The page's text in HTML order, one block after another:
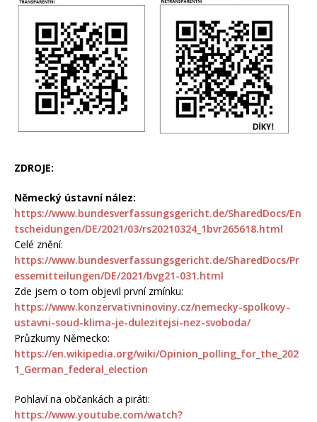
ZDROJE:
Německý ústavní nález:
https://www.bundesverfassungsgericht.de/SharedDocs/En
tscheidungen/DE/2021/03/rs20210324_1bvr265618.html
Celé znění:
https://www.bundesverfassungsgericht.de/SharedDocs/Pr
essemitteilungen/DE/2021/bvg21-031.html
Zde jsem o tom objevil první zmínku:
https://www.konzervativninoviny.cz/nemecky-spolkovy-
ustavni-soud-klima-je-dulezitejsi-nez-svoboda/
Průzkumy Německo:
https://en.wikipedia.org/wiki/Opinion_polling_for_the_202
1_German_federal_election
Pohlaví na občankách a piráti:
https://www.youtube.com/watch?